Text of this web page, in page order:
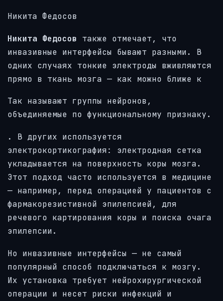
Никита Федосов
Никита Федосов также отмечает, что
инвазивные интерфейсы бывают разными. В
одних случаях тонкие электроды вживляются
прямо в ткань мозга — как можно ближе к
Так называют группы нейронов,
объединяемые по функциональному признаку.
. В других используется
электрокортикография: электродная сетка
укладывается на поверхность коры мозга.
Этот подход часто используется в медицине
— например, перед операцией у пациентов с
фармакорезистивной эпилепсией, для
речевого картирования коры и поиска очага
эпилепсии.
Но инвазивные интерфейсы — не самый
популярный способ подключаться к мозгу.
Их установка требует нейрохирургической
операции и несет риски инфекций и